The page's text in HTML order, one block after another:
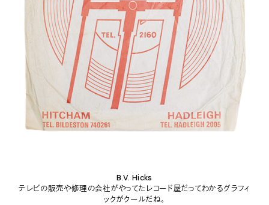
B.V. Hicks
テレビの販売や修理の会社がやってたレコード屋だってわかるグラフィ
ックがクールだね。